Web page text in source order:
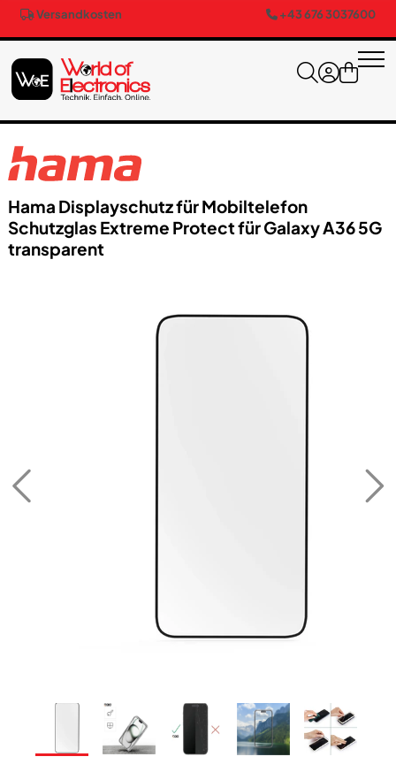
Versandkosten +43 676 3037600
Hama Displayschutz für Mobiltelefon
Schutzglas Extreme Protect für Galaxy A36 5G
transparent